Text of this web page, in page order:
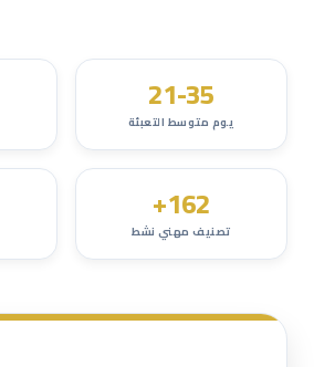
21-35
يوم متوسط التعبئة
162+
تصنيف مهني نشط